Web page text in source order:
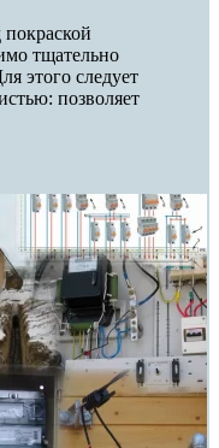
тщательно
этого следует
позволяет